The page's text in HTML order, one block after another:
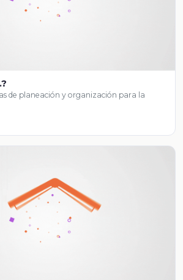
de planeación y organización para la